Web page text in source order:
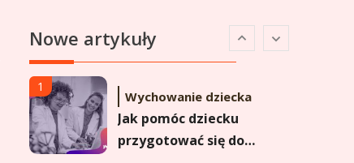
Nowe artykułyAnaliza pozycji w
Ekstraklasie i historyczne
dane
1
Wychowanie dziecka
Jak pomóc dziecku
przygotować się do